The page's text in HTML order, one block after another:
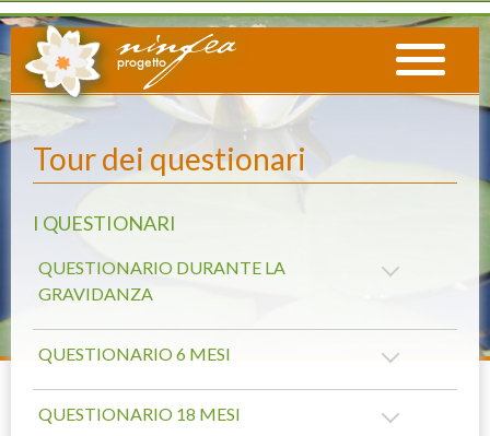
Tour dei questionari
I QUESTIONARI
QUESTIONARIO DURANTE LA
GRAVIDANZA
QUESTIONARIO 6 MESI
QUESTIONARIO 18 MESI